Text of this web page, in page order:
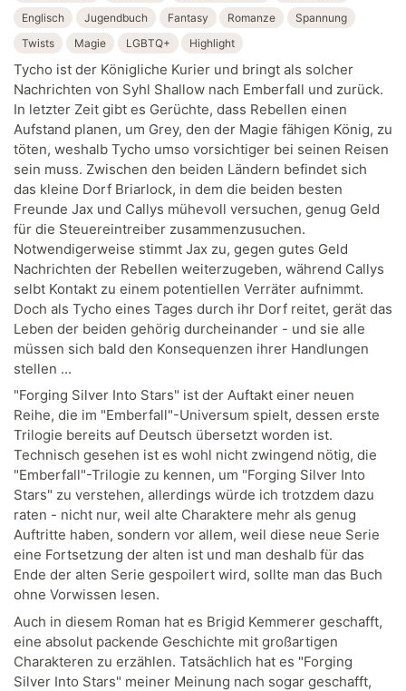
Englisch
Jugendbuch Fantasy Romanze
Spannung
Twists
Magie LGBTQ+ Highlight
Tycho ist der Königliche Kurier und bringt als solcher
Nachrichten von Syhl Shallow nach Emberfall und zurück.
In letzter Zeit gibt es Gerüchte, dass Rebellen einen
Aufstand planen, um Grey, den der Magie fähigen König, zu
töten, weshalb Tycho umso vorsichtiger bei seinen Reisen
sein muss. Zwischen den beiden Ländern befindet sich
das kleine Dorf Briarlock, in dem die beiden besten
Freunde Jax und Callys mühevoll versuchen, genug Geld
für die Steuereintreiber zusammenzusuchen.
Notwendigerweise stimmt Jax zu, gegen gutes Geld
Nachrichten der Rebellen weiterzugeben, während Callys
selbt Kontakt zu einem potentiellen Verräter aufnimmt.
Doch als Tycho eines Tages durch ihr Dorf reitet, gerät das
Leben der beiden gehörig durcheinander - und sie alle
müssen sich bald den Konsequenzen ihrer Handlungen
stellen ...
"Forging Silver Into Stars" ist der Auftakt einer neuen
Reihe, die im "Emberfall"-Universum spielt, dessen erste
Trilogie bereits auf Deutsch übersetzt worden ist.
Technisch gesehen ist es wohl nicht zwingend nötig, die
"Emberfall"-Trilogie zu kennen, um "Forging Silver Into
Stars" zu verstehen, allerdings würde ich trotzdem dazu
raten - nicht nur, weil alte Charaktere mehr als genug
Auftritte haben, sondern vor allem, weil diese neue Serie
eine Fortsetzung der alten ist und man deshalb für das
Ende der alten Serie gespoilert wird, sollte man das Buch
ohne Vorwissen lesen.
Auch in diesem Roman hat es Brigid Kemmerer geschafft,
eine absolut packende Geschichte mit großartigen
Charakteren zu erzählen. Tatsächlich hat es "Forging
Silver Into Stars" meiner Meinung nach sogar geschafft,